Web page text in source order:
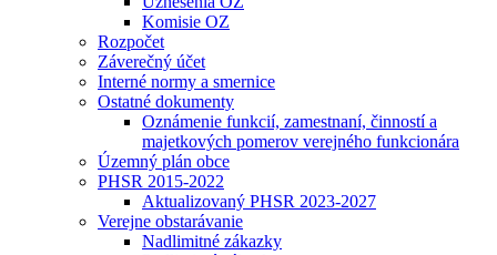
Komisie OZ
Rozpočet
Záverečný účet
Interné normy a smernice
Ostatné dokumenty
Oznámenie funkcií, zamestnaní, činností a
majetkových pomerov verejného funkcionára
Územný plán obce
PHSR 2015-2022
Aktualizovaný PHSR 2023-2027
Verejne obstarávanie
Nadlimitné zákazky